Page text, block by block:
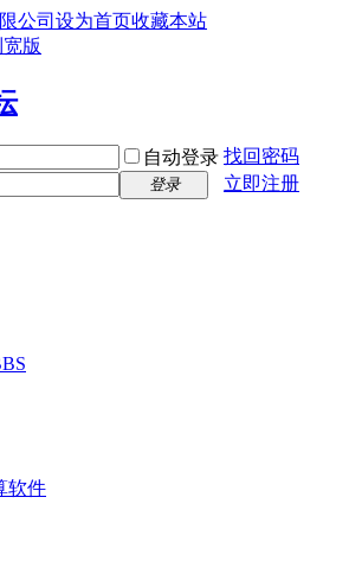
公司 设为首页收藏本站
版
自动登录 找回密码
登录 立即注册
软件